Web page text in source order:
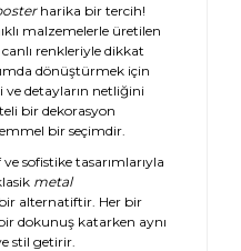
harika bir tercih!
malzemelerle üretilen
renkleriyle dikkat
dönüştürmek için
detayların netliğini
bir dekorasyon
bir seçimdir.
sofistike tasarımlarıyla
metal
alternatiftir. Her bir
dokunuş katarken aynı
stil getirir.